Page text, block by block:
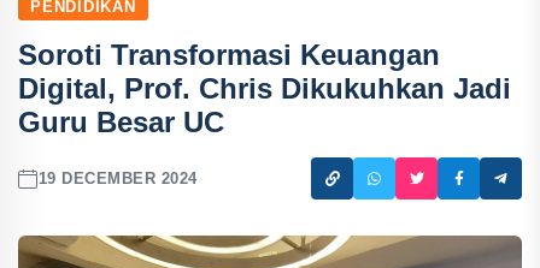
PENDIDIKAN
Soroti Transformasi Keuangan
Digital, Prof. Chris Dikukuhkan Jadi
Guru Besar UC
19 DECEMBER 2024